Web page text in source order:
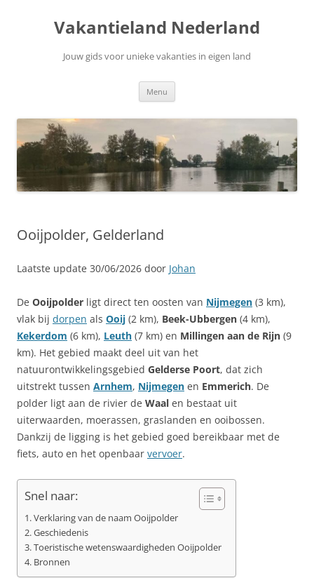
Vakantieland Nederland
Jouw gids voor unieke vakanties in eigen land
Menu
Ooijpolder, Gelderland
Laatste update 30/06/2026 door Johan
De Ooijpolder ligt direct ten oosten van Nijmegen (3 km),
vlak bij dorpen als Ooij (2 km), Beek-Ubbergen (4 km),
Kekerdom (6 km), Leuth (7 km) en Millingen aan de Rijn (9
km). Het gebied maakt deel uit van het
natuurontwikkelingsgebied Gelderse Poort, dat zich
uitstrekt tussen Arnhem, Nijmegen en Emmerich. De
polder ligt aan de rivier de Waal en bestaat uit
uiterwaarden, moerassen, graslanden en ooibossen.
Dankzij de ligging is het gebied goed bereikbaar met de
fiets, auto en het openbaar vervoer.
Snel naar:
Verklaring van de naam Ooijpolder
Geschiedenis
Toeristische wetenswaardigheden Ooijpolder
Bronnen